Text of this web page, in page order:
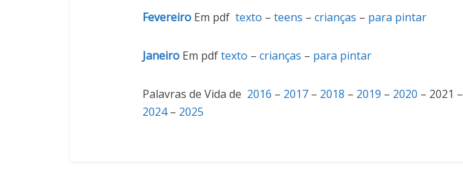
Fevereiro Em pdf texto – teens – crianças – para pintar
Janeiro Em pdftexto – crianças – para pintar
Palavras de Vida de 2016 – 2017 – 2018 – 2019 – 2020 – 2021 –
2024– 2025